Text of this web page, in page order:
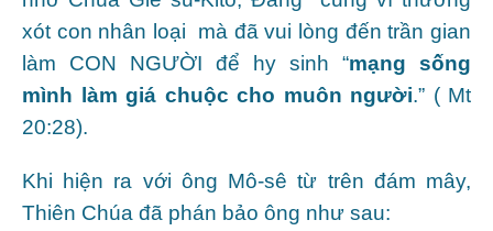
xót con nhân loại mà đã vui lòng đến trần gian
làm CON NGƯỜI để hy sinh “mạng sống
mình làm giá chuộc cho muôn người.” ( Mt
20:28).
Khi hiện ra với ông Mô-sê từ trên đám mây,
Thiên Chúa đã phán bảo ông như sau: